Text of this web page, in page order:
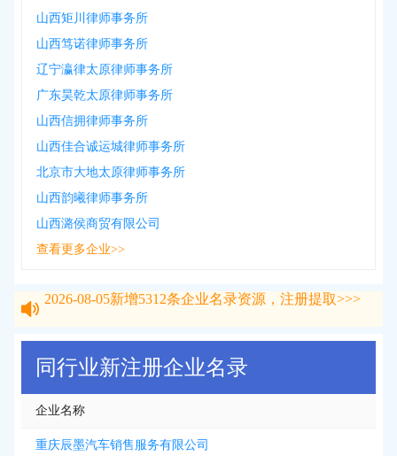
山西矩川律师事务所
山西笃诺律师事务所
辽宁瀛律太原律师事务所
广东昊乾太原律师事务所
山西信拥律师事务所
山西佳合诚运城律师事务所
北京市大地太原律师事务所
山西韵曦律师事务所
山西潞侯商贸有限公司
查看更多企业>>
新增 条企业名录资源，注册提取>>>
同行业新注册企业名录
企业名称
重庆辰墨汽车销售服务有限公司